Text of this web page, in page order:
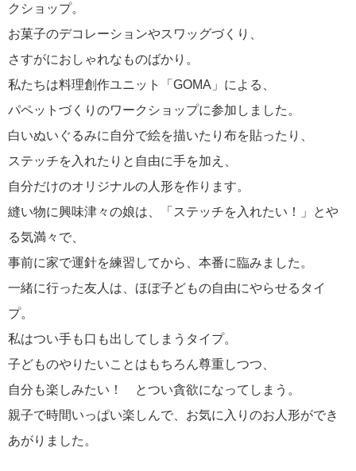
クショップ。
お菓子のデコレーションやスワッグづくり、
さすがにおしゃれなものばかり。
私たちは料理創作ユニット「GOMA」による、
パペットづくりのワークショップに参加しました。
白いぬいぐるみに自分で絵を描いたり布を貼ったり、
ステッチを入れたりと自由に手を加え、
自分だけのオリジナルの人形を作ります。
縫い物に興味津々の娘は、「ステッチを入れたい！」とや
る気満々で、
事前に家で運針を練習してから、本番に臨みました。
一緒に行った友人は、ほぼ子どもの自由にやらせるタイ
プ。
私はつい手も口も出してしまうタイプ。
子どものやりたいことはもちろん尊重しつつ、
自分も楽しみたい！ とつい貪欲になってしまう。
親子で時間いっぱい楽しんで、お気に入りのお人形ができ
あがりました。